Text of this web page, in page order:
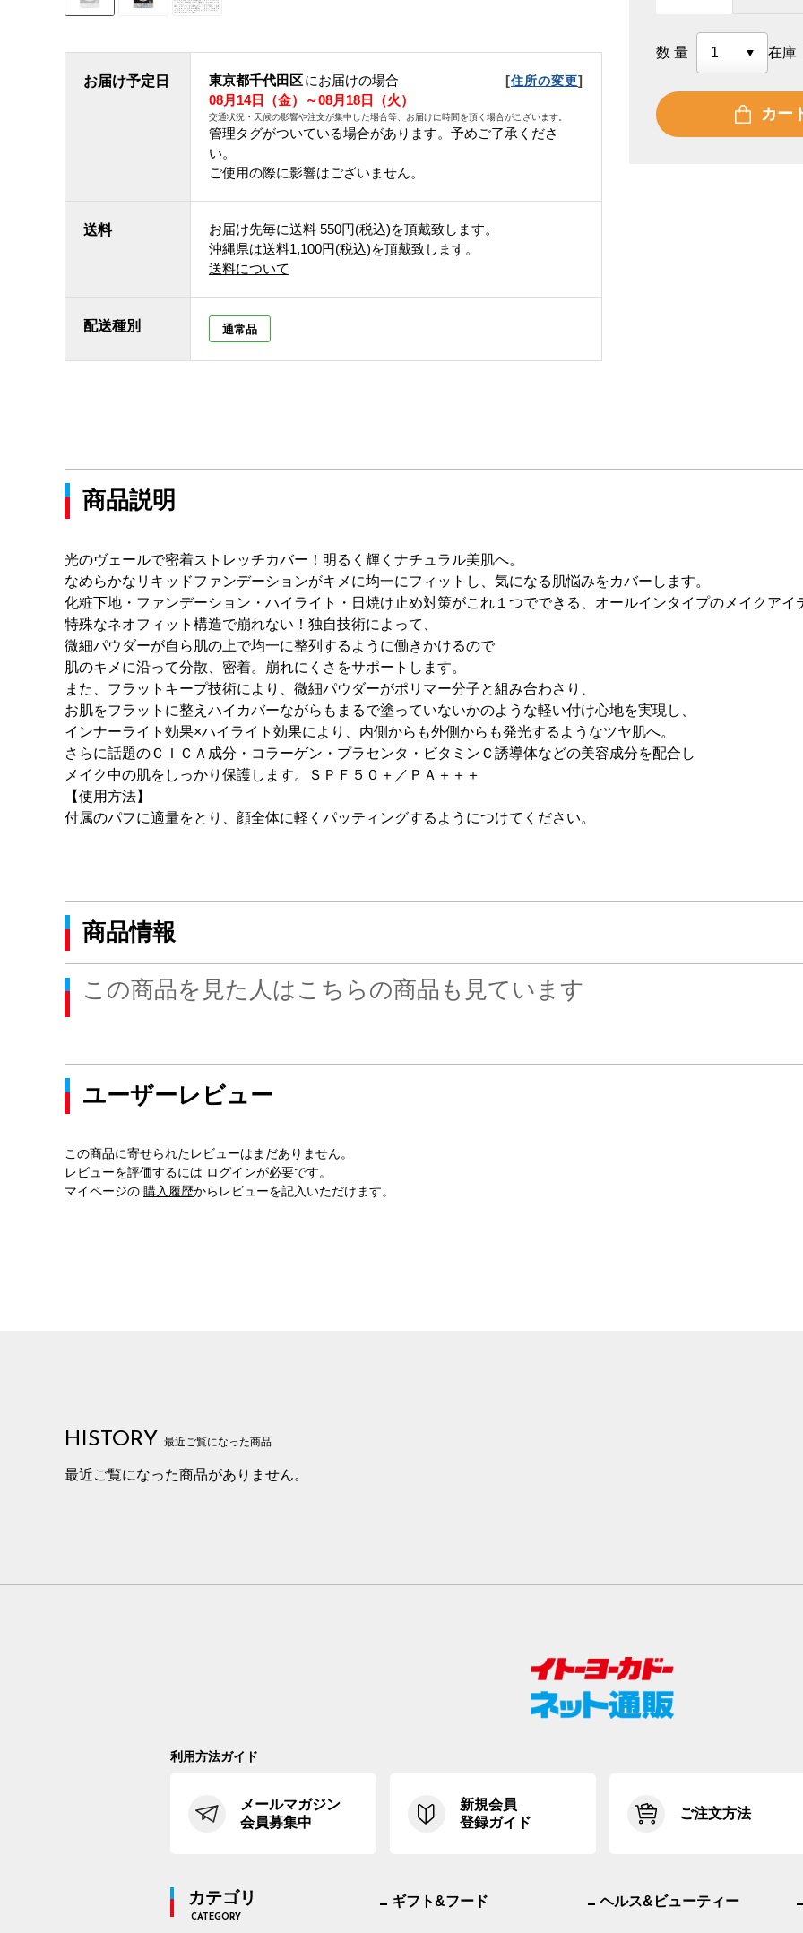
お届け予定日 東京都千代田区にお届けの場合 [住所の変更]
08月14日（金）～08月18日（火）
交通状況・天候の影響や注文が集中した場合等、お届けに時間を頂く場合がございます。
管理タグがついている場合があります。予めご了承くださ
い。
ご使用の際に影響はございません。
送料 お届け先毎に送料 550円(税込)を頂戴致します。
沖縄県は送料1,100円(税込)を頂戴致します。
送料について
配送種別 通常品
数量 在庫
カー
商品説明
光のヴェールで密着ストレッチカバー！明るく輝くナチュラル美肌へ。
なめらかなリキッドファンデーションがキメに均一にフィットし、気になる肌悩みをカバーします。
化粧下地・ファンデーション・ハイライト・日焼け止め対策がこれ１つでできる、オールインタイプのメイクアイ
特殊なネオフィット構造で崩れない！独自技術によって、
微細パウダーが自ら肌の上で均一に整列するように働きかけるので
肌のキメに沿って分散、密着。崩れにくさをサポートします。
また、フラットキープ技術により、微細パウダーがポリマー分子と組み合わさり、
お肌をフラットに整えハイカバーながらもまるで塗っていないかのような軽い付け心地を実現し、
インナーライト効果×ハイライト効果により、内側からも外側からも発光するようなツヤ肌へ。
さらに話題のＣＩＣＡ成分・コラーゲン・プラセンタ・ビタミンＣ誘導体などの美容成分を配合し
メイク中の肌をしっかり保護します。ＳＰＦ５０＋／ＰＡ＋＋＋
【使用方法】
付属のパフに適量をとり、顔全体に軽くパッティングするようにつけてください。
商品情報
この商品を見た人はこちらの商品も見ています
ユーザーレビュー
この商品に寄せられたレビューはまだありません。
レビューを評価するには ログインが必要です。
マイページの 購入履歴からレビューを記入いただけます。
HISTORY 最近ご覧になった商品
最近ご覧になった商品がありません。
利用方法ガイド
メールマガジン
会員募集中
新規会員
登録ガイド
ご注文方法
カテゴリ
CATEGORY
ギフト&フード ヘルス&ビューティー